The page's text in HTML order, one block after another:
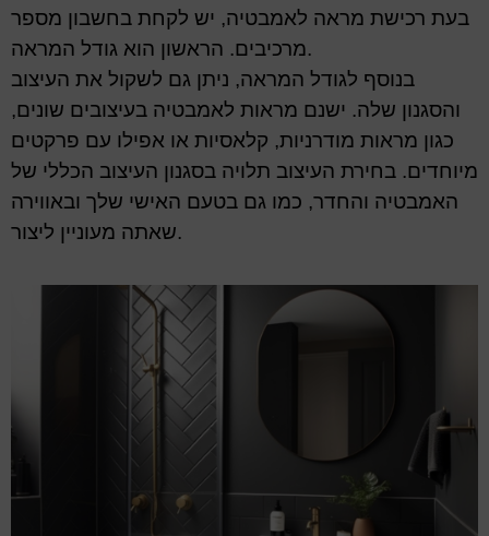
בעת רכישת מראה לאמבטיה, יש לקחת בחשבון מספר
מרכיבים. הראשון הוא גודל המראה.
בנוסף לגודל המראה, ניתן גם לשקול את העיצוב
והסגנון שלה. ישנם מראות לאמבטיה בעיצובים שונים,
כגון מראות מודרניות, קלאסיות או אפילו עם פרקטים
מיוחדים. בחירת העיצוב תלויה בסגנון העיצוב הכללי של
האמבטיה והחדר, כמו גם בטעם האישי שלך ובאווירה
שאתה מעוניין ליצור.